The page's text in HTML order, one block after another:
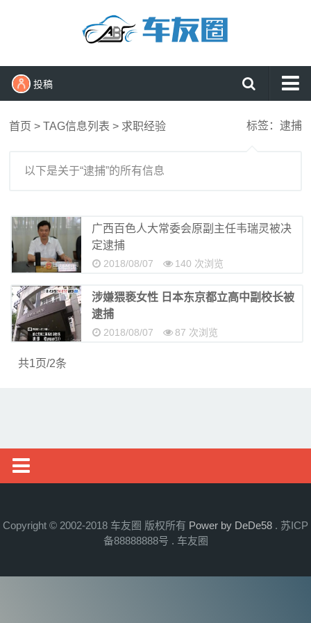
投稿
新车
试驾
评测
用车
查看更多
车展
标签：逮捕
首页 > TAG信息列表 > 求职经验
以下是关于“逮捕”的所有信息
广西百色人大常委会原副主任韦瑞灵被决
定逮捕
2018/08/07 140 次浏览
涉嫌猥亵女性 日本东京都立高中副校长被
逮捕
2018/08/07 87 次浏览
共1页/2条
新车
试驾
Copyright © 2002-2018 车友圈 版权所有 Power by DeDe58 . 苏ICP
备88888888号 . 车友圈